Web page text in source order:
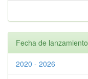
Fecha de lanzamiento
2020 - 2026